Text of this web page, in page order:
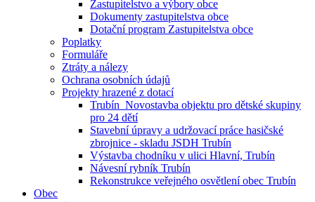
Zastupitelstvo a výbory obce
Dokumenty zastupitelstva obce
Dotační program Zastupitelstva obce
Poplatky
Formuláře
Ztráty a nálezy
Ochrana osobních údajů
Projekty hrazené z dotací
Trubín_Novostavba objektu pro dětské skupiny
pro 24 dětí
Stavební úpravy a udržovací práce hasičské
zbrojnice - skladu JSDH Trubín
Výstavba chodníku v ulici Hlavní, Trubín
Návesní rybník Trubín
Rekonstrukce veřejného osvětlení obec Trubín
Obec